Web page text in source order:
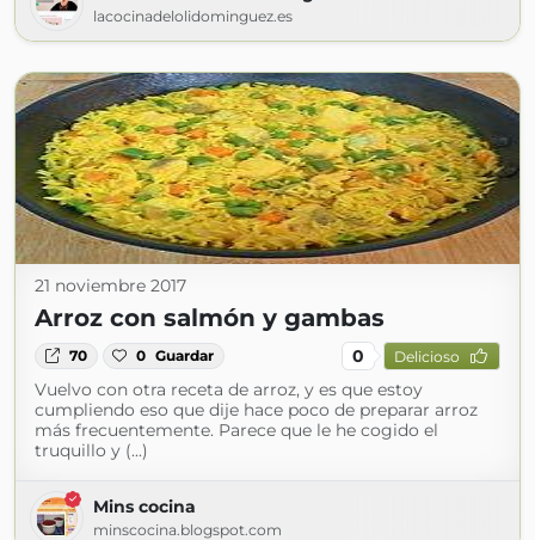
lacocinadelolidominguez.es
21 noviembre 2017
Arroz con salmón y gambas
70 0 Guardar 0 Delicioso
Vuelvo con otra receta de arroz, y es que estoy
cumpliendo eso que dije hace poco de preparar arroz
más frecuentemente. Parece que le he cogido el
truquillo y (...)
Mins cocina
minscocina.blogspot.com